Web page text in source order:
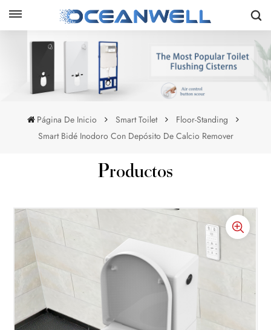
Página De Inicio Smart Toilet
Floor-Standing
Smart Bidé Inodoro Con Depósito De Calcio Remover
Productos